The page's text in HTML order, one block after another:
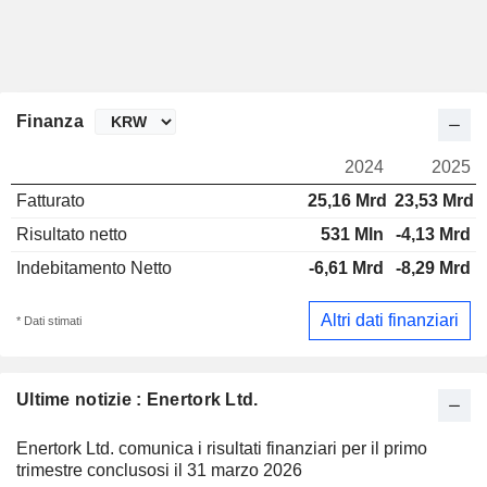
Ultime notizie : Enertork Ltd.
Enertork Ltd. comunica i risultati finanziari per il primo
trimestre conclusosi il 31 marzo 2026
Finanza
2024
2025
Fatturato
25,16 Mrd 23,53 Mrd
Risultato netto
531 Mln
-4,13 Mrd
Indebitamento Netto
-6,61 Mrd -8,29 Mrd
* Dati stimati Altri dati finanziari